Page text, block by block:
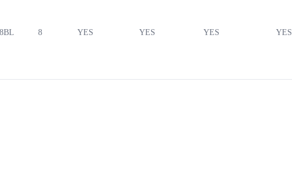
8 YES YES YES YES